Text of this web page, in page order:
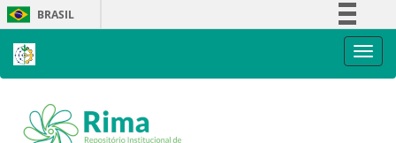
Skip
navigation
BRASIL